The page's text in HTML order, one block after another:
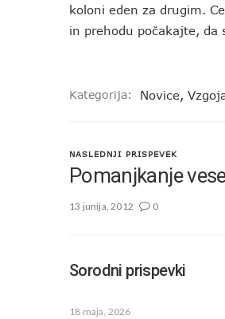
koloni eden za drugim.
in prehodu počakajte, da
Kategorija: Novice,
NASLEDNJI PRISPEVEK
Pomanjkanje
13 junija, 2012 0
Sorodni prispevki
18 maja, 2026